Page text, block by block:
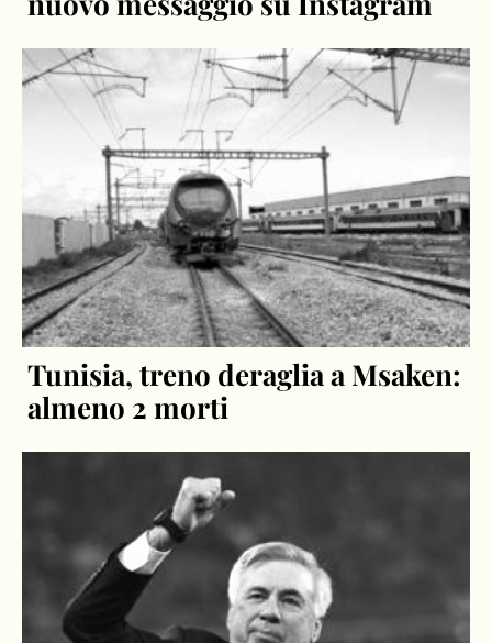
Tunisia, treno deraglia a Msaken:
almeno 2 morti